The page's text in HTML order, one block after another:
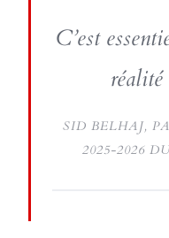
C’est
SID BELHAJ,
2025-2026